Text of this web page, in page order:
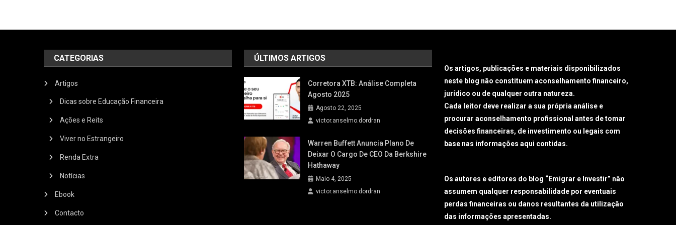
CATEGORIAS
Artigos
Dicas sobre Educação Financeira
Ações e Reits
Viver no Estrangeiro
Renda Extra
Notícias
Ebook
Contacto
ÚLTIMOS ARTIGOS
Corretora XTB: Análise Completa
Agosto 2025
Agosto 22, 2025
victor.anselmo.dordran
Warren Buffett Anuncia Plano De
Deixar O Cargo De CEO Da Berkshire
Hathaway
Maio 4, 2025
victor.anselmo.dordran
Os artigos, publicações e materiais disponibilizados
neste blog não constituem aconselhamento financeiro,
jurídico ou de qualquer outra natureza.
Cada leitor deve realizar a sua própria análise e
procurar aconselhamento profissional antes de tomar
decisões financeiras, de investimento ou legais com
base nas informações aqui contidas.
Os autores e editores do blog “Emigrar e Investir” não
assumem qualquer responsabilidade por eventuais
perdas financeiras ou danos resultantes da utilização
das informações apresentadas.